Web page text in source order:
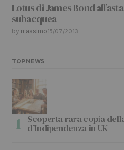
Lotus di James Bond
subacquea
by massimo15/07/2013
TOP NEWS
Scoperta rara copia
d’Indipendenza in UK